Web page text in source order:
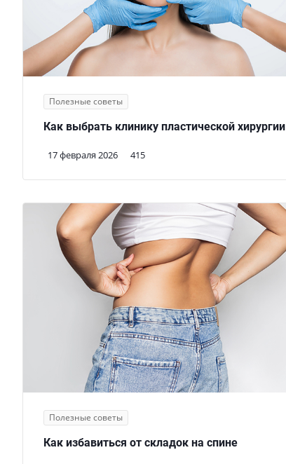
Полезные советы
17 февраля 2026 415
Как выбрать клинику пластической хирургии
Полезные советы
Как избавиться от складок на спине